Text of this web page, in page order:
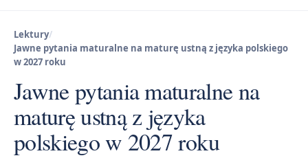
Lektury/
Jawne pytania maturalne na maturę ustną z języka polskiego
w 2027 roku
Jawne pytania maturalne na
maturę ustną z języka
polskiego w 2027 roku